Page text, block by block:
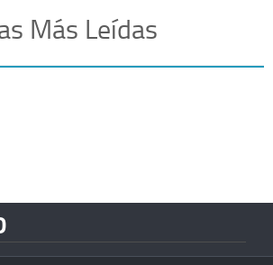
Más Leídas